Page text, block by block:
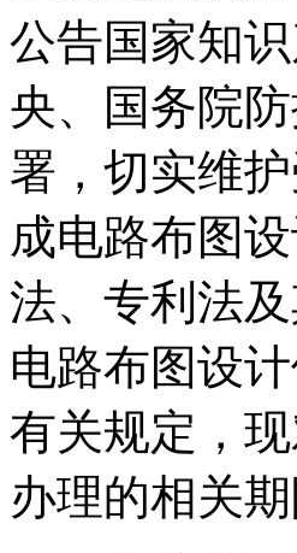
公告国家知
央、国务院
署，切实维
成电路布图
法、专利法
电路布图设
有关规定，
办理的相关